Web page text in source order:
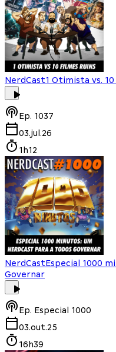
NerdCast1 Otimista vs.
Ep. 1037
03.jul.26
1h12
NerdCastEspecial 1000
Governar
Ep. Especial 1000
03.out.25
16h39